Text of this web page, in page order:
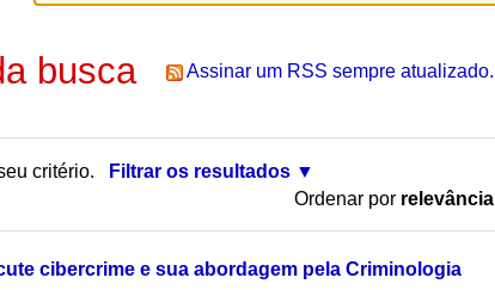
busca Assinar um RSS sempre atualizado.
critério.
Filtrar os resultados
Ordenar por relevância
cibercrime e sua abordagem pela Criminologia